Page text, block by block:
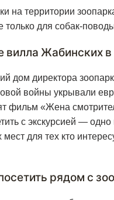
на территории
только для собак-
вилла Жабинских в
дом директора
войны укрывали
фильм «Жена
с экскурсией —
для тех кто
рядом с